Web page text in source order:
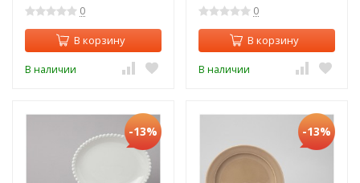
0
В корзину
В наличии
0
В корзину
В наличии
-13% -13%